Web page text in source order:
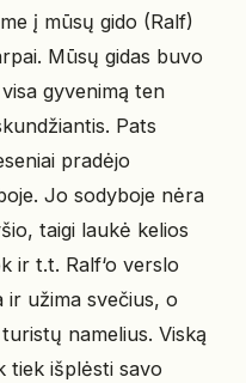
į mūsų gido (Ralf)
Mūsų gidas buvo
gyvenimą ten
Pats
pradėjo
Jo sodyboje nėra
taigi laukė kelios
ir t.t. Ralf‘o verslo
ir užima svečius, o
namelius. Viską
tiek išplėsti savo